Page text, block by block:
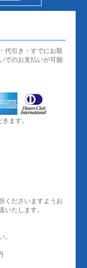
代引き・すでにお取
でのお支払いが可能
ます。
くださいますようお
たします。